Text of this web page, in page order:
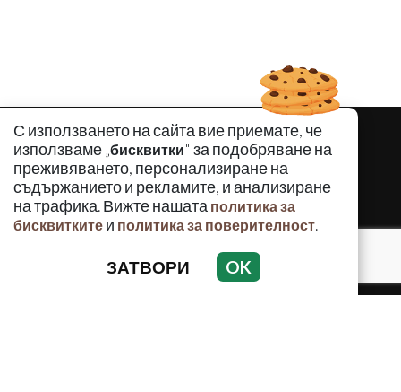
С използването на сайта вие приемате, че
използваме „бисквитки" за подобряване на
преживяването, персонализиране на
съдържанието и рекламите, и анализиране
на трафика. Вижте нашата политика за
бисквитките и политика за поверителност.
ЗАТВОРИ OK